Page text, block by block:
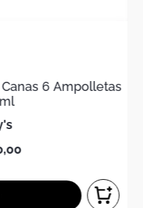
6 Ampolletas
,00